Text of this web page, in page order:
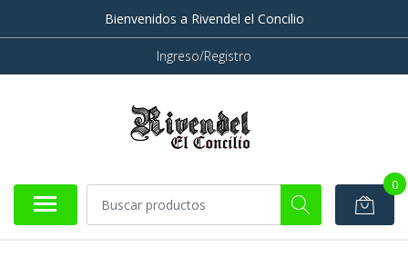
Bienvenidos a Rivendel el Concilio
Ingreso/Registro
0